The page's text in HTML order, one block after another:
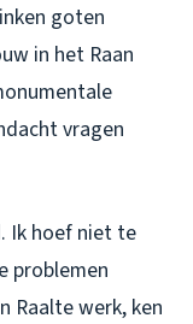
goten
in het Raan
vragen
Ik hoef niet te
problemen
Raalte werk, ken